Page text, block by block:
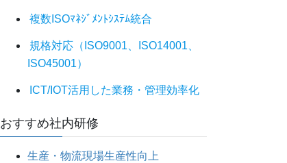
複数ISOﾏﾈｼﾞﾒﾝﾄｼｽﾃﾑ統合
規格対応（ISO9001、ISO14001、
ISO45001）
ICT/IOT活用した業務・管理効率化
おすすめ社内研修
生産・物流現場生産性向上